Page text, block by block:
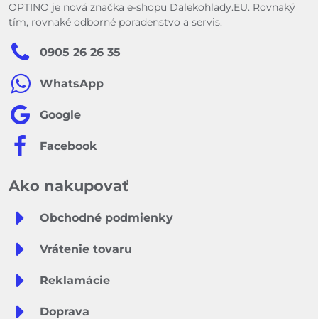
OPTINO je nová značka e-shopu Dalekohlady.EU. Rovnaký
tím, rovnaké odborné poradenstvo a servis.
0905 26 26 35
WhatsApp
Google
Facebook
Ako nakupovať
Obchodné podmienky
Vrátenie tovaru
Reklamácie
Doprava